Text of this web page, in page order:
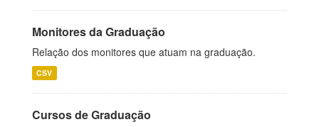
Monitores da Graduação
Relação dos monitores que atuam na graduação.
CSV
Cursos de Graduação